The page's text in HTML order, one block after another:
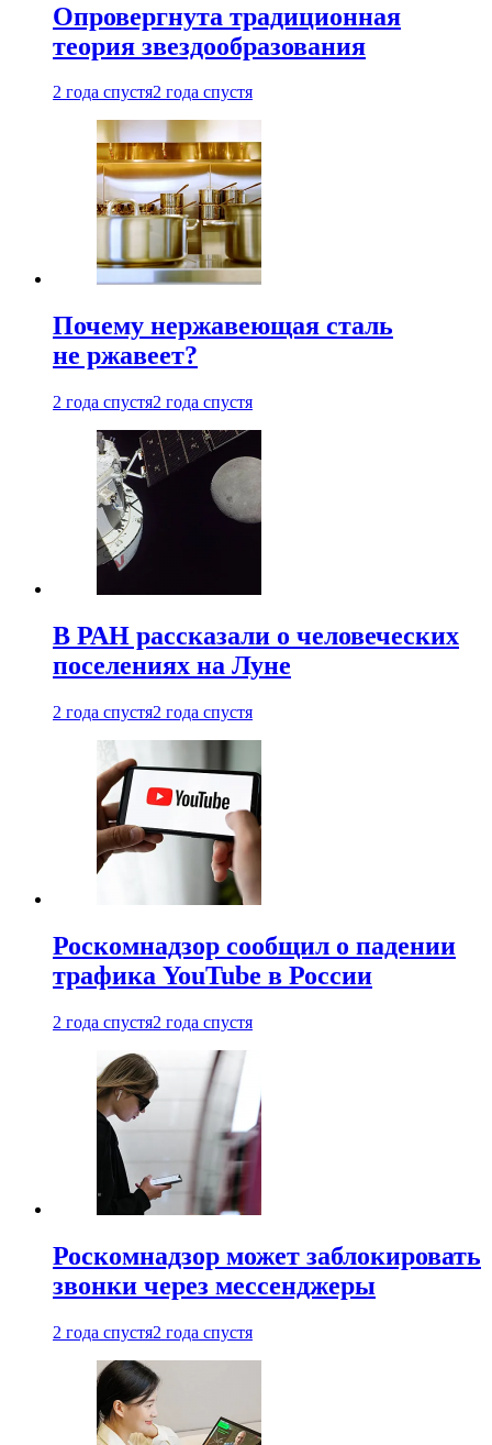
Опровергнута традиционная
теория звездообразования
2 года спустя2 года спустя
Почему нержавеющая сталь
не ржавеет?
2 года спустя2 года спустя
В РАН рассказали о человеческих
поселениях на Луне
2 года спустя2 года спустя
Роскомнадзор сообщил о падении
трафика YouTube в России
2 года спустя2 года спустя
Роскомнадзор может заблокировать
звонки через мессенджеры
2 года спустя2 года спустя